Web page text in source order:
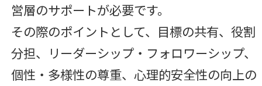
営層のサポートが必要です。
その際のポイントとして、目標の共有、役割
分担、リーダーシップ・フォロワーシップ、
個性・多様性の尊重、心理的安全性の向上の